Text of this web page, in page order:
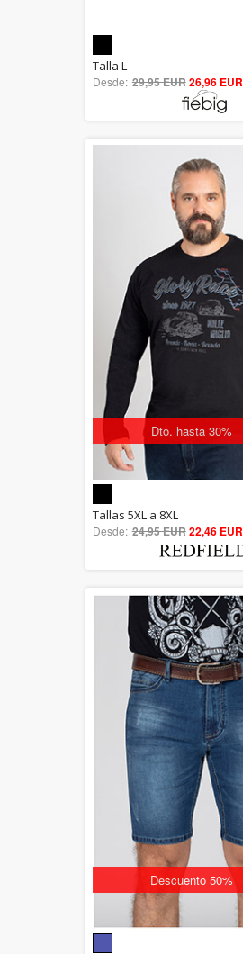
out of 5
Talla L
Desde: 29,95 EUR26,96 EUR
Dto. hasta 30%
5.00
out of 5
Tallas 5XL a 8XL
Desde: 24,95 EUR22,46 EUR
Descuento 50%